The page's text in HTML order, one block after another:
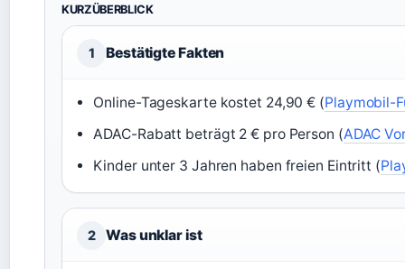
KURZÜBERBLICK
1 Bestätigte Fakten
Online-Tageskarte kostet 24,90 € (Playmobil-
ADAC-Rabatt beträgt 2 € pro Person (ADAC
Kinder unter 3 Jahren haben freien Eintritt (
2 Was unklar ist